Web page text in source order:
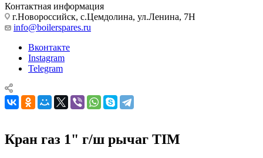
Контактная информация
г.Новороссийск, с.Цемдолина, ул.Ленина, 7Н
info@boilerspares.ru
Вконтакте
Instagram
Telegram
Кран газ 1" г/ш рычаг TIM